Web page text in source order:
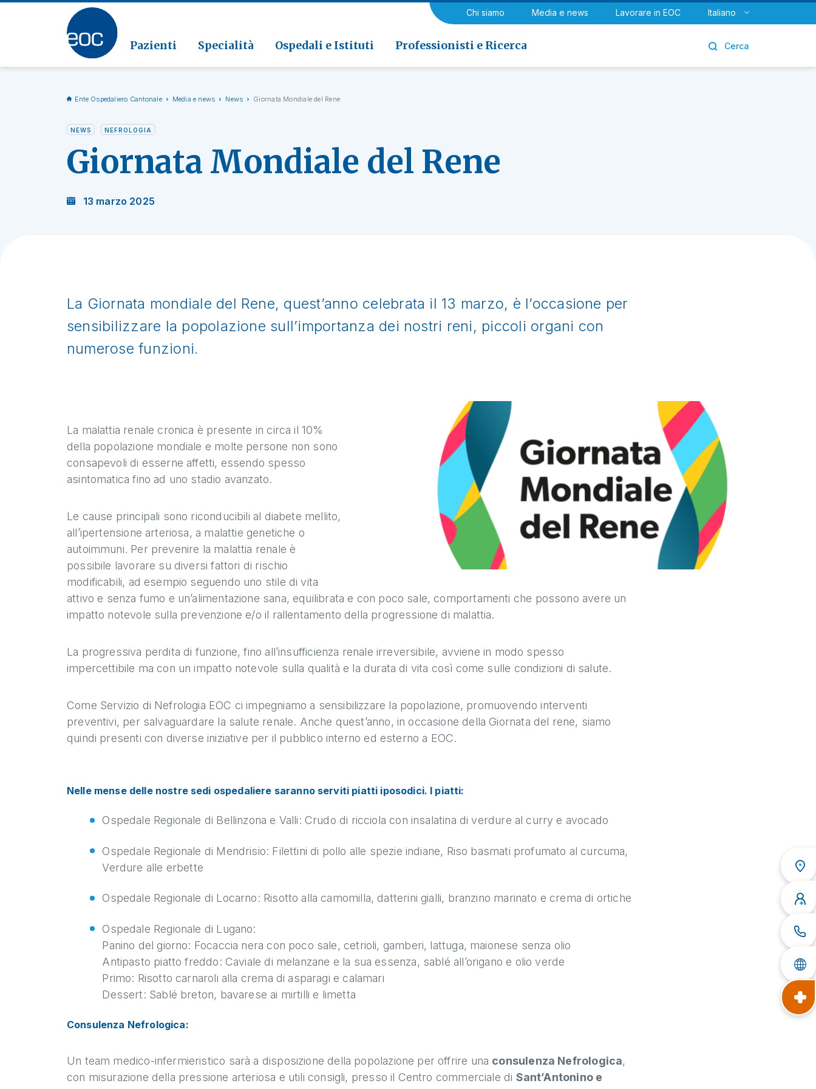
Chi siamo Media e news Lavorare in EOC Italiano
Pazienti Specialità Ospedali e Istituti Professionisti e Ricerca Cerca
Vai alla sezione
Medicina riabilitativa
Neurologia e Neurochirurgia Urologia
Clinica di Riabilitazione EOC, Novaggio
Patologia
Ente Ospedaliero Cantonale Media e news News Giornata Mondiale del Rene
NEWS NEFROLOGIA
Giornata Mondiale del Rene
13 marzo 2025
La Giornata mondiale del Rene, quest’anno celebrata il 13 marzo, è l’occasione per
sensibilizzare la popolazione sull’importanza dei nostri reni, piccoli organi con
numerose funzioni.
La malattia renale cronica è presente in circa il 10%
della popolazione mondiale e molte persone non sono
consapevoli di esserne affetti, essendo spesso
asintomatica fino ad uno stadio avanzato.
Le cause principali sono riconducibili al diabete mellito,
all’ipertensione arteriosa, a malattie genetiche o
autoimmuni. Per prevenire la malattia renale è
possibile lavorare su diversi fattori di rischio
modificabili, ad esempio seguendo uno stile di vita
attivo e senza fumo e un’alimentazione sana, equilibrata e con poco sale, comportamenti che possono avere un
impatto notevole sulla prevenzione e/o il rallentamento della progressione di malattia.
La progressiva perdita di funzione, fino all’insufficienza renale irreversibile, avviene in modo spesso
impercettibile ma con un impatto notevole sulla qualità e la durata di vita così come sulle condizioni di salute.
Come Servizio di Nefrologia EOC ci impegniamo a sensibilizzare la popolazione, promuovendo interventi
preventivi, per salvaguardare la salute renale. Anche quest’anno, in occasione della Giornata del rene, siamo
quindi presenti con diverse iniziative per il pubblico interno ed esterno a EOC.
Nelle mense delle nostre sedi ospedaliere saranno serviti piatti iposodici. I piatti:
Ospedale Regionale di Bellinzona e Valli: Crudo di ricciola con insalatina di verdure al curry e avocado
Ospedale Regionale di Mendrisio: Filettini di pollo alle spezie indiane, Riso basmati profumato al curcuma,
Verdure alle erbette
Ospedale Regionale di Locarno: Risotto alla camomilla, datterini gialli, branzino marinato e crema di ortiche
Ospedale Regionale di Lugano:
Panino del giorno: Focaccia nera con poco sale, cetrioli, gamberi, lattuga, maionese senza olio
Antipasto piatto freddo: Caviale di melanzane e la sua essenza, sablé all’origano e olio verde
Primo: Risotto carnaroli alla crema di asparagi e calamari
Dessert: Sablé breton, bavarese ai mirtilli e limetta
Consulenza Nefrologica:
Un team medico-infermieristico sarà a disposizione della popolazione per offrire una consulenza Nefrologica,
con misurazione della pressione arteriosa e utili consigli, presso il Centro commerciale di Sant’Antonino e